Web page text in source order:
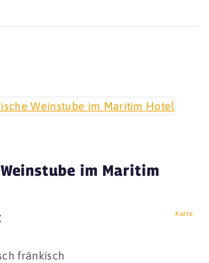
im Maritim
Karte
fränkisch